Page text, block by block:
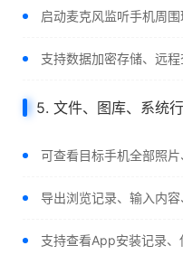
启动麦克风监听手机周围
支持数据加密存储、远程
5. 文件、图库、系统
可查看目标手机全部照片
导出浏览记录、输入内容
支持查看App安装记录、